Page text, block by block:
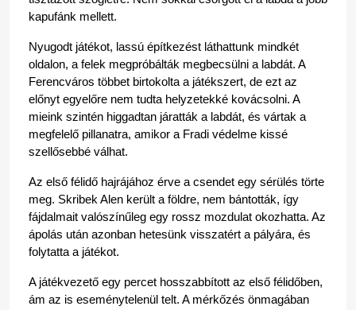
kapufánk mellett.
Nyugodt játékot, lassú építkezést láthattunk mindkét
oldalon, a felek megpróbálták megbecsülni a labdát. A
Ferencváros többet birtokolta a játékszert, de ezt az
előnyt egyelőre nem tudta helyzetekké kovácsolni. A
mieink szintén higgadtan járatták a labdát, és vártak a
megfelelő pillanatra, amikor a Fradi védelme kissé
szellősebbé válhat.
Az első félidő hajrájához érve a csendet egy sérülés törte
meg. Skribek Alen került a földre, nem bántották, így
fájdalmait valószínűleg egy rossz mozdulat okozhatta. Az
ápolás után azonban hetesünk visszatért a pályára, és
folytatta a játékot.
A játékvezető egy percet hosszabbított az első félidőben,
ám az is eseménytelenül telt. A mérkőzés önmagában